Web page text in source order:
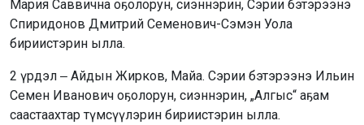
Мария Саввична оҕолорун, сиэннэрин, Сэрии бэтэрээнэ
Спиридонов Дмитрий Семенович-Сэмэн Уола
бириистэрин ылла.
2 үрдэл ‒ Айдын Жирков, Майа. Сэрии бэтэрээнэ Ильин
Семен Иванович оҕолорун, сиэннэрин, „Алгыс“ аҕам
саастаахтар түмсүүлэрин бириистэрин ылла.